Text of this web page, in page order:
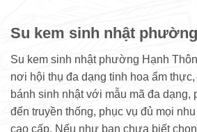
Su kem sinh nhật
Su kem sinh nhật phường Hạnh
nơi hội thụ đa dạng tinh hoa ẩm
bánh sinh nhật với mẫu mã đa dạng,
đến truyền thống, phục vụ đủ mọi
cao cấp. Nếu như bạn chưa biết